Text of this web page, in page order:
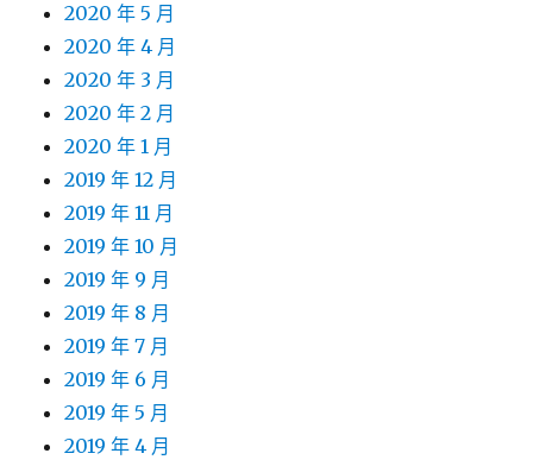
2020 年 5 月
2020 年 4 月
2020 年 3 月
2020 年 2 月
2020 年 1 月
2019 年 12 月
2019 年 11 月
2019 年 10 月
2019 年 9 月
2019 年 8 月
2019 年 7 月
2019 年 6 月
2019 年 5 月
2019 年 4 月